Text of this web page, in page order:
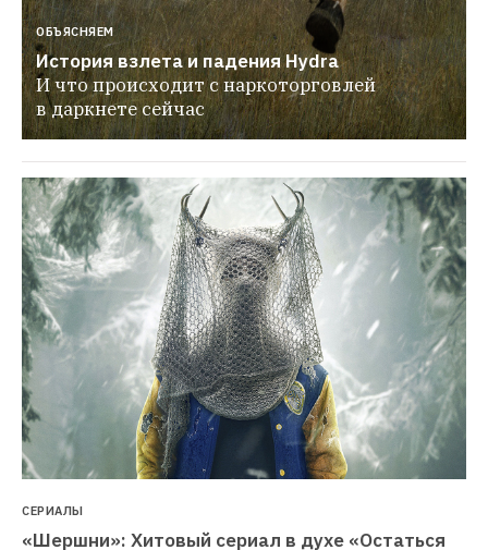
ОБЪЯСНЯЕМ
История взлета и падения Hydra
И что происходит с наркоторговлей
в даркнете сейчас
СЕРИАЛЫ
«Шершни»: Хитовый сериал в духе «Остаться